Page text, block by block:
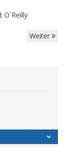
O`Reilly
Weiter